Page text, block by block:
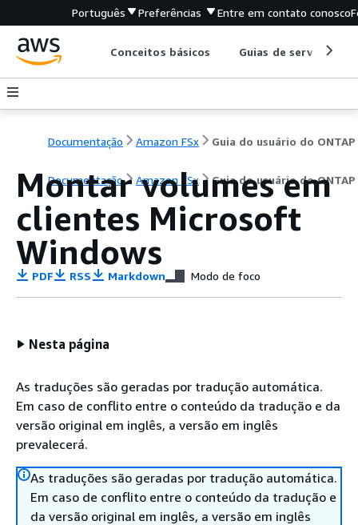
Português Preferências Entre em contato conosco
Conceitos básicos Guias de serviço
Documentação Amazon FSx Guia do usuário do ONTAP
Documentação Amazon FSx Guia do usuário do ONTAP
Montar volumes em
clientes Microsoft
Windows
PDF RSS Markdown Modo de foco
Nesta página
As traduções são geradas por tradução automática.
Em caso de conflito entre o conteúdo da tradução e da
versão original em inglês, a versão em inglês
prevalecerá.
As traduções são geradas por tradução automática.
Em caso de conflito entre o conteúdo da tradução e
da versão original em inglês, a versão em inglês